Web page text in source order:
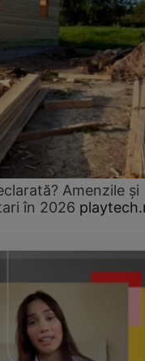
Amenzile și
în 2026